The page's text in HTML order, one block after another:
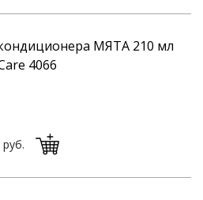
МЯТА 210 мл
4066
руб.